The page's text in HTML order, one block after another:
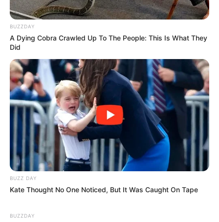
BUZZDAY
A Dying Cobra Crawled Up To The People: This Is What They
Did
BUZZ DAY
Kate Thought No One Noticed, But It Was Caught On Tape
BUZZDAY